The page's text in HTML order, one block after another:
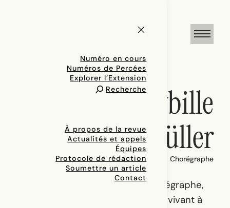
Numéro en cours
Numéros de Percées
Explorer l’Extension
Recherche
À propos de la revue
Actualités et appels
Équipes
Protocole de rédaction
Soumettre un article
Contact
Hanna Sybille Müller est une chorégraphe,
dramaturge et artiste de la danse vivant à
Hanna Sybille
Müller
Chorégraphe